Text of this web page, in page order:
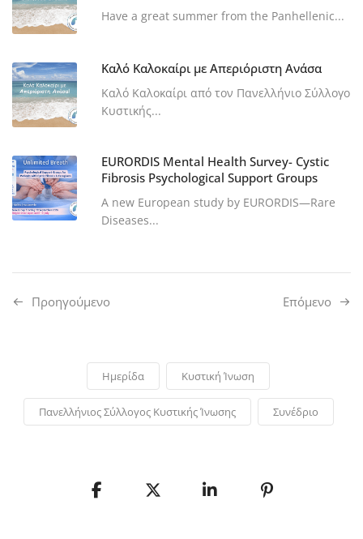
Have a great summer from the Panhellenic...
Καλό Καλοκαίρι με Απεριόριστη Ανάσα
Καλό Καλοκαίρι από τον Πανελλήνιο Σύλλογο
Κυστικής...
EURORDIS Mental Health Survey- Cystic
Fibrosis Psychological Support Groups
A new European study by EURORDIS—Rare
Diseases...
Προηγούμενo Επόμενο
Ημερίδα Κυστική Ίνωση
Πανελλήνιος Σύλλογος Κυστικής Ίνωσης Συνέδριο